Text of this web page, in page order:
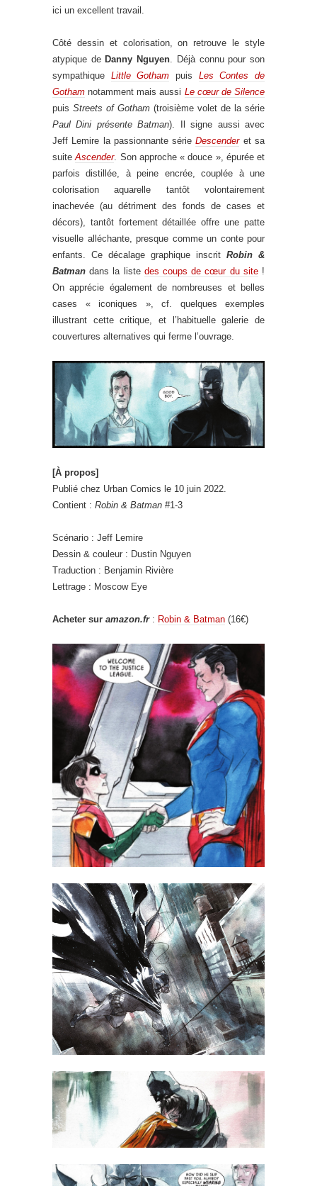
ici un excellent travail.
Côté dessin et colorisation, on retrouve le style
atypique de Danny Nguyen . Déjà connu pour son
sympathique Little Gotham puis Les Contes de
Gotham notamment mais aussi Le cœur de Silence
puis Streets of Gotham (troisième volet de la série
Paul Dini présente Batman). Il signe aussi avec
Jeff Lemire la passionnante sérieDescenderet sa
suiteAscender. Son approche « douce », épurée et
parfois distillée, à peine encrée, couplée à une
colorisation aquarelle tantôt volontairement
inachevée (au détriment des fonds de cases et
décors), tantôt fortement détaillée offre une patte
visuelle alléchante, presque comme un conte pour
enfants. Ce décalage graphique inscrit Robin &
Batman dans la liste des coups de cœur du site!
On apprécie également de nombreuses et belles
cases « iconiques », cf. quelques exemples
illustrant cette critique, et l’habituelle galerie de
couvertures alternatives qui ferme l’ouvrage.
[À propos]
Publié chez Urban Comics le 10 juin 2022.
Contient : Robin & Batman #1-3
Scénario : Jeff Lemire
Dessin & couleur : Dustin Nguyen
Traduction : Benjamin Rivière
Lettrage : Moscow Eye
Acheter sur amazon.fr: Robin & Batman (16€)